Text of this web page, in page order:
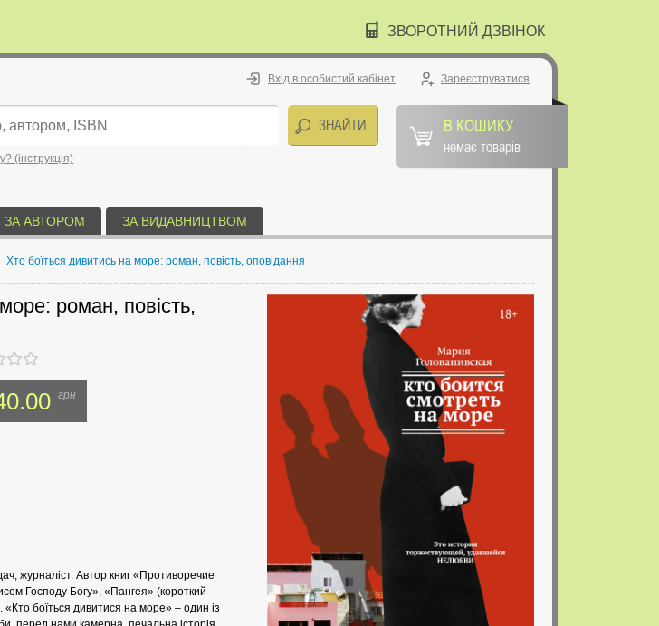
ЗВОРОТНИЙ ДЗВІНОК
Вхід в особистий кабінет Зареєструватися
(інструкція)
В КОШИКУ
немає товарів
ЗА АВТОРОМ ЗА ВИДАВНИЦТВОМ
Хто боїться дивитись на море: роман, повість, оповідання
роман, повість,
грн
журналіст. Автор книг «Противоречие
Господу Богу», «Пангея» (короткий
боїться дивитися на море» – один із